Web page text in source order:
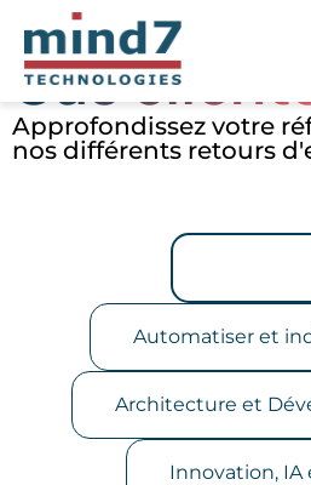
Cas
Approfondissez votre
nos différents retours
Automatiser et
Architecture et
Innovation, IA